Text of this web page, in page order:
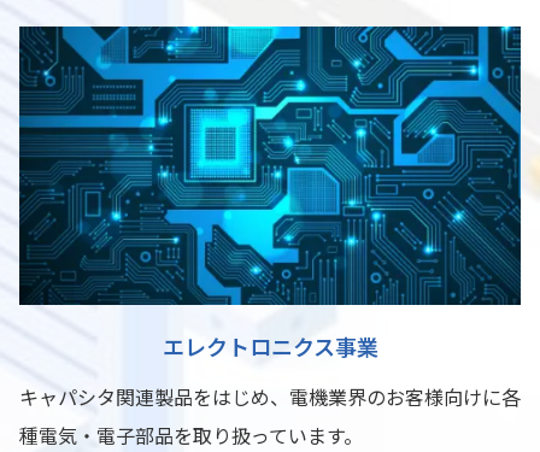
エレクトロニクス事業
キャパシタ関連製品をはじめ、電機業界のお客様向けに各
種電気・電子部品を取り扱っています。